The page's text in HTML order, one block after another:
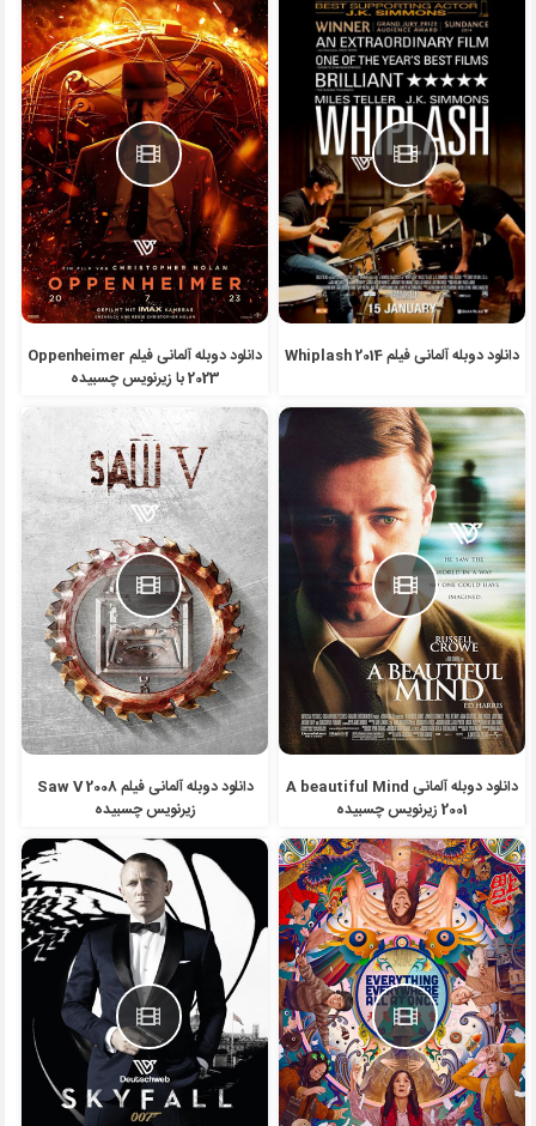
دانلود دوبله آلمانی فیلم Whiplash 2014
دانلود دوبله آلمانی فیلم Oppenheimer
2023 با زیرنویس چسبیده
دانلود دوبله آلمانی A beautiful Mind
2001 زیرنویس چسبیده
دانلود دوبله آلمانی فیلم Saw V 2008
زیرنویس چسبیده